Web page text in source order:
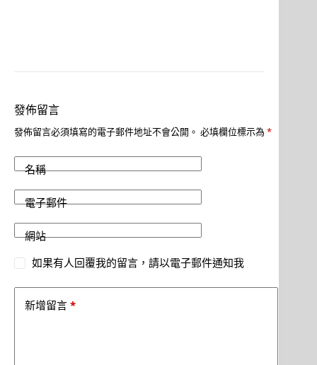
發佈留言
發佈留言必須填寫的電子郵件地址不會公開。 必填欄位標示為 *
名稱
電子郵件
網站
如果有人回覆我的留言，請以電子郵件通知我
新增留言 *